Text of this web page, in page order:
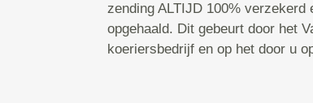
zending ALTIJD 100%
opgehaald. Dit gebeurt door het
koeriersbedrijf en op het door u